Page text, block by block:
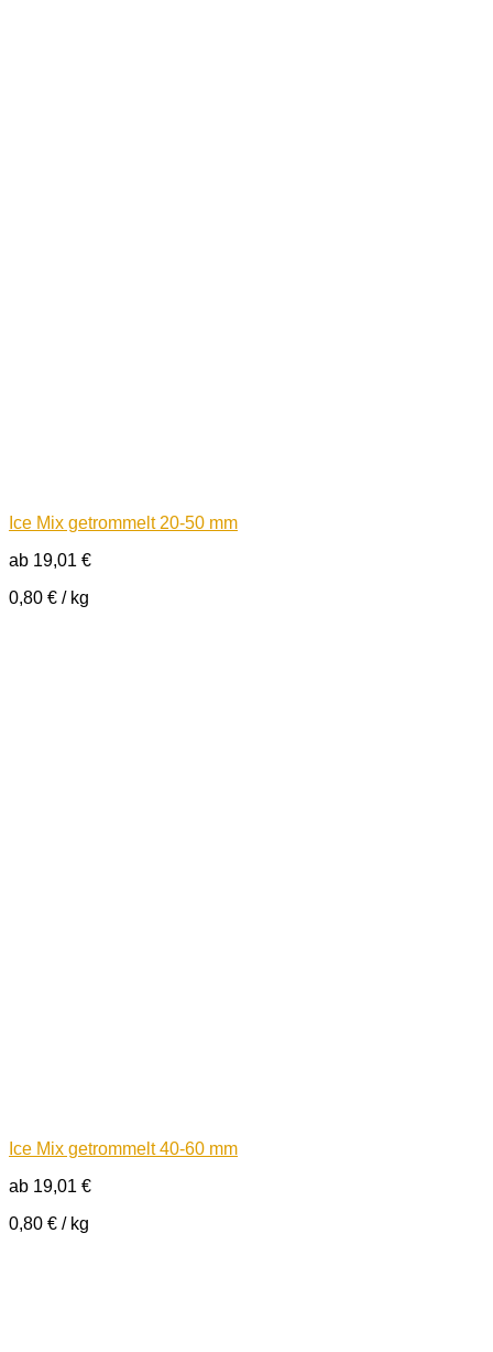
Ice Mix getrommelt 20-50 mm
ab 19,01 €
0,80 € / kg
Ice Mix getrommelt 40-60 mm
ab 19,01 €
0,80 € / kg